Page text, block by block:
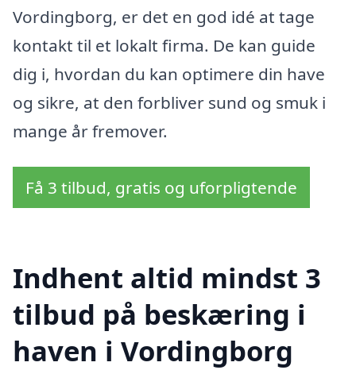
Vordingborg, er det en god idé at tage
kontakt til et lokalt firma. De kan guide
dig i, hvordan du kan optimere din have
og sikre, at den forbliver sund og smuk i
mange år fremover.
Få 3 tilbud, gratis og uforpligtende
Indhent altid mindst 3
tilbud på beskæring i
haven i Vordingborg